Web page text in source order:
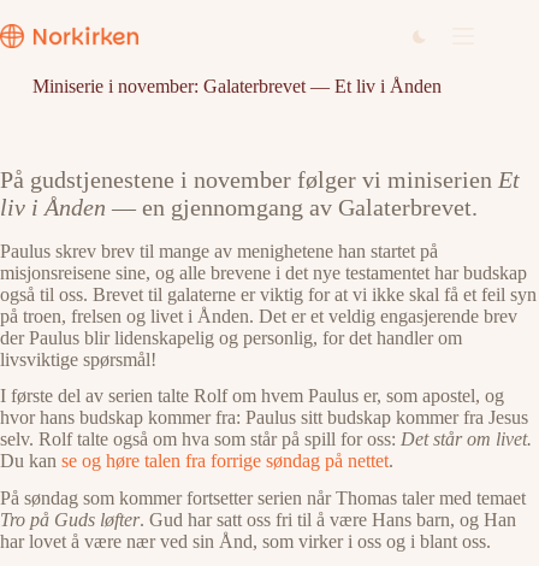
til
innholdet
Miniserie i november: Galaterbrevet — Et liv i Ånden
På gudstjenestene i november følger vi miniserien Et
liv i Ånden — en gjennomgang av Galaterbrevet.
Paulus skrev brev til mange av menighetene han startet på
misjonsreisene sine, og alle brevene i det nye testamentet har budskap
også til oss. Brevet til galaterne er viktig for at vi ikke skal få et feil syn
på troen, frelsen og livet i Ånden. Det er et veldig engasjerende brev
der Paulus blir lidenskapelig og personlig, for det handler om
livsviktige spørsmål!
I første del av serien talte Rolf om hvem Paulus er, som apostel, og
hvor hans budskap kommer fra: Paulus sitt budskap kommer fra Jesus
selv. Rolf talte også om hva som står på spill for oss: Det står om livet.
Du kan se og høre talen fra forrige søndag på nettet.
På søndag som kommer fortsetter serien når Thomas taler med temaet
Tro på Guds løfter. Gud har satt oss fri til å være Hans barn, og Han
har lovet å være nær ved sin Ånd, som virker i oss og i blant oss.